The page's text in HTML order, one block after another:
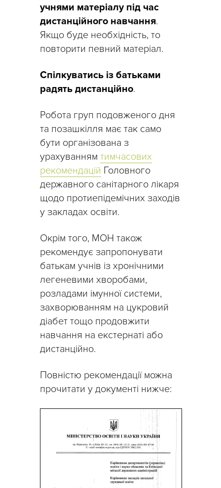
учнями матеріалу під час
дистанційного навчання.
Якщо буде необхідність, то
повторити певний матеріал.
Спілкуватись із батьками
радять дистанційно.
Робота груп подовженого дня
та позашкілля має так само
бути організована з
урахуванням тимчасових
рекомендацій Головного
державного санітарного лікаря
щодо протиепідемічних заходів
у закладах освіти.
Окрім того, МОН також
рекомендує запропонувати
батькам учнів із хронічними
легеневими хворобами,
розладами імунної системи,
захворюванням на цукровий
діабет тощо продовжити
навчання на екстернаті або
дистанційно.
Повністю рекомендації можна
прочитати у документі нижче: